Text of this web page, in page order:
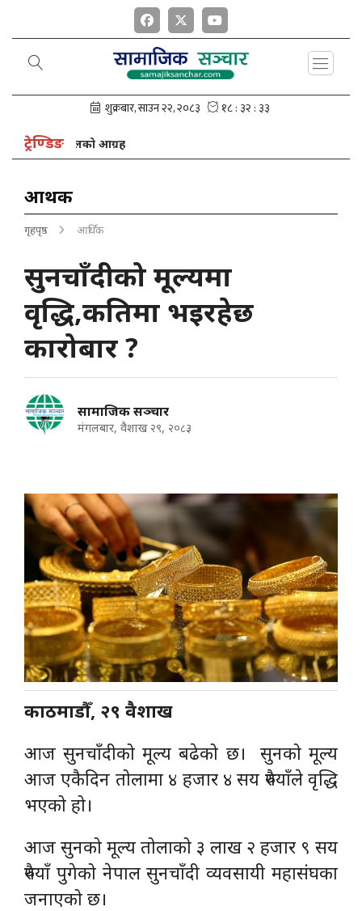
ट्रेण्डिङ
नेपालको आग्रह
आर्थिक
गृहपृष्ठ आर्थिक
सुनचाँदीको मूल्यमा
वृद्धि,कतिमा भइरहेछ
कारोबार ?
सामाजिक सञ्चार
मंगलबार, वैशाख २९, २०८३
काठमाडौँ, २९ वैशाख
आज सुनचाँदीको मूल्य बढेको छ। सुनको मूल्य
आज एकैदिन तोलामा ४ हजार ४ सय रुपैयाँले वृद्धि
भएको हो।
आज सुनको मूल्य तोलाको ३ लाख २ हजार ९ सय
रुपैयाँ पुगेको नेपाल सुनचाँदी व्यवसायी महासंघका
जनाएको छ।